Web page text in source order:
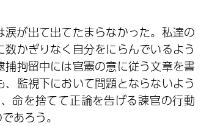
が出て出てたまらなかった。私達の
かぎりなく自分をにらんでいるよう
拘留中には官憲の意に従う文章を書
監視下において問題とならないよう
命を捨てて正論を告げる諫官の行動
あろう。